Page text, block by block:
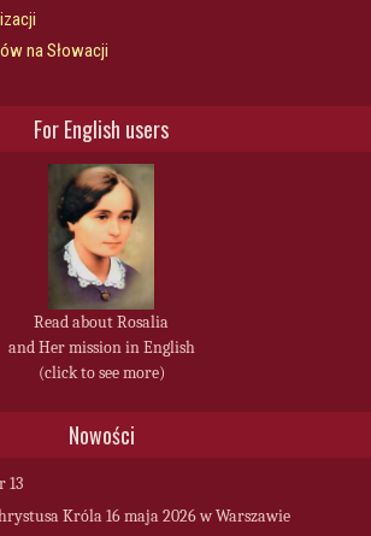
na Słowacji
For English users
Read about Rosalia
and Her mission in English
(click to see more)
Nowości
13
Króla 16 maja 2026 w Warszawie